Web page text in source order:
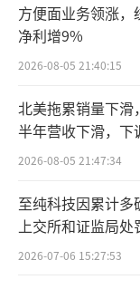
四川水井
方便面业务领涨
净利增9%
2026-08-05 21:40:15
北美拖累销量下滑
半年营收下滑，下
2026-08-05 21:47:34
至纯科技因累计多
上交所和证监局
财务问题，遭巨额
2026-07-06 15:27:53